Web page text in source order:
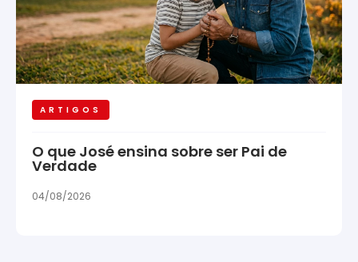
ARTIGOS
O que José ensina sobre ser Pai de
Verdade
04/08/2026